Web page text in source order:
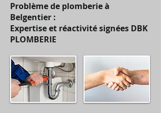
Problème de plomberie à
Belgentier :
Expertise et réactivité signées DBK
PLOMBERIE